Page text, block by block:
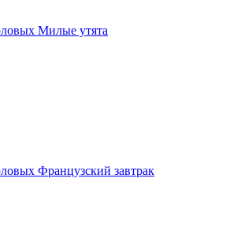
Милые утята
Французский завтрак